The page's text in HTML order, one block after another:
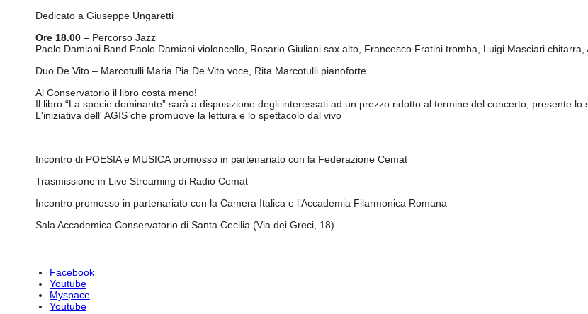
Dedicato a Giuseppe Ungaretti
Ore 18.00 – Percorso Jazz
Paolo Damiani Band Paolo Damiani violoncello, Rosario Giuliani sax alto, Francesco Fratini tromba, Luigi Masciari chitarra,
Duo De Vito – Marcotulli Maria Pia De Vito voce, Rita Marcotulli pianoforte
Al Conservatorio il libro costa meno!
Il libro “La specie dominante” sarà a disposizione degli interessati ad un prezzo ridotto al termine del concerto, presente lo
L'iniziativa dell' AGIS che promuove la lettura e lo spettacolo dal vivo
Incontro di POESIA e MUSICA promosso in partenariato con la Federazione Cemat
Trasmissione in Live Streaming di Radio Cemat
Incontro promosso in partenariato con la Camera Italica e l’Accademia Filarmonica Romana
Sala Accademica Conservatorio di Santa Cecilia (Via dei Greci, 18)
Facebook
Youtube
Myspace
Youtube